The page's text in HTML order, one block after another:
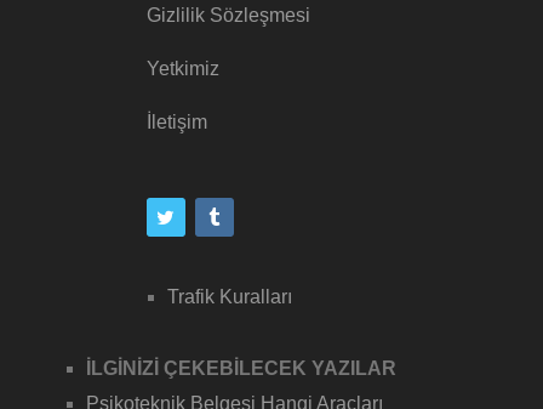
Gizlilik Sözleşmesi
Yetkimiz
İletişim
Trafik Kuralları
İLGİNİZİ ÇEKEBİLECEK YAZILAR
Psikoteknik Belgesi Hangi Araçları